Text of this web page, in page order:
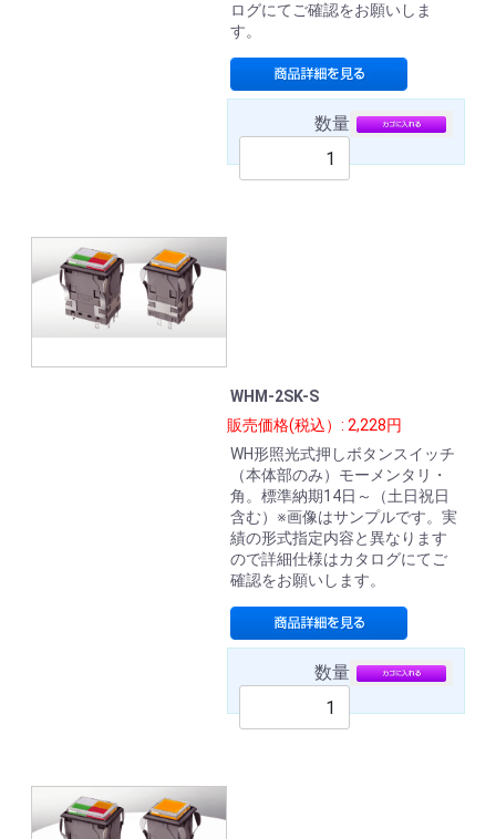
ログにてご確認をお願いしま
す。
数量
WHM-2SK-S
販売価格(税込）: 2,228円
WH形照光式押しボタンスイッチ
（本体部のみ）モーメンタリ・
角。標準納期14日～（土日祝日
含む）※画像はサンプルです。実
績の形式指定内容と異なります
ので詳細仕様はカタログにてご
確認をお願いします。
数量